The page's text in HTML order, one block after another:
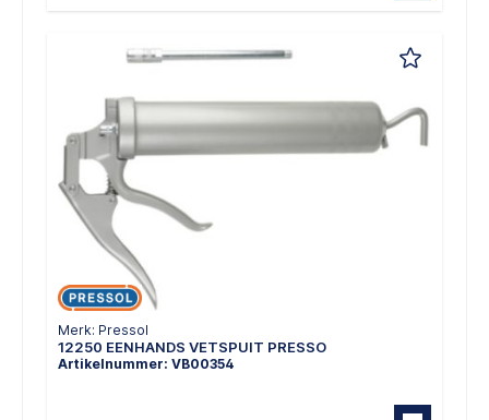
Merk: Pressol
12250 EENHANDS VETSPUIT PRESSO
Artikelnummer: VB00354